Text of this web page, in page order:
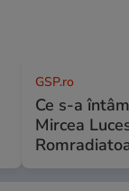
GSP.ro
Ce s-a
Mircea